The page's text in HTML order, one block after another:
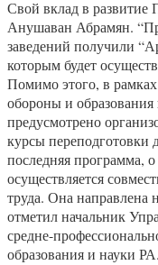
Свой вклад в
Анушаван Абрамян.
заведений получили
которым будет
Помимо этого, в
обороны и
предусмотрено
курсы
последняя программа, о
осуществляется
труда. Она
отметил начальник
средне-
образования и науки РА.